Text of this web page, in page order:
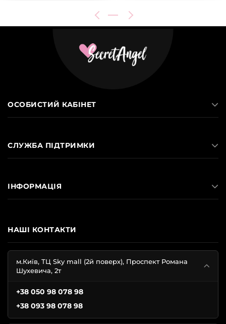
НАШІ КОНТАКТИ
м.Київ, ТЦ Sky mall (2й поверх), Проспект Романа
Шухевича, 2т
+38 050 98 078 98
+38 093 98 078 98
ОСОБИСТИЙ КАБІНЕТ
СЛУЖБА ПІДТРИМКИ
ІНФОРМАЦІЯ